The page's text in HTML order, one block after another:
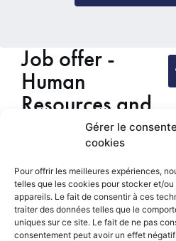
Gérer le
cookies
Pour offrir les meilleures expériences,
telles que les cookies pour stocker et/
appareils. Le fait de consentir à ces
traiter des données telles que le
uniques sur ce site. Le fait de ne pas
consentement peut avoir un effet
Job offer -
Human
Resources and
Legal Secretary -
Assistant (H/F)
Un rôle polyvalent pour un(e)
expérimenté(e) au coeur